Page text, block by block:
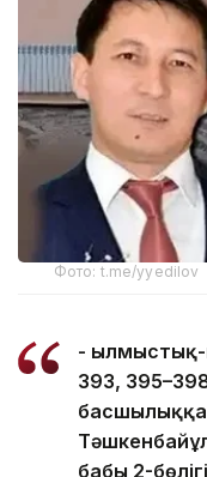
Фото: t.me/yyedilov
-
393,
бабы 2-